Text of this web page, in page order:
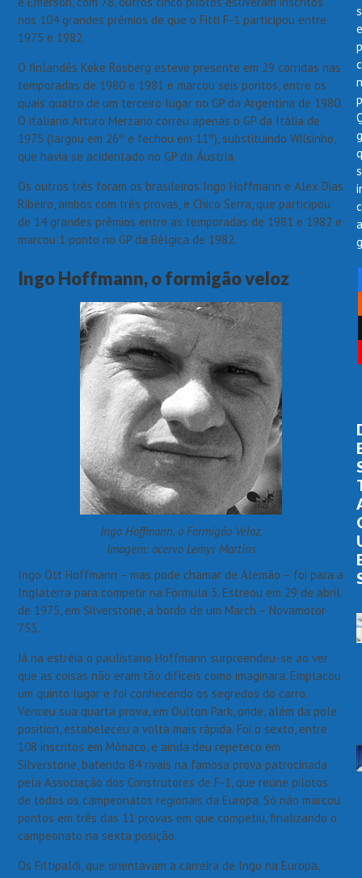
nos 104 grandes prêmios de que o Fitti F-1 participou entre
1975 e 1982.
O finlandês Keke Rosberg esteve presente em 29 corridas nas
temporadas de 1980 e 1981 e marcou seis pontos, entre os
quais quatro de um terceiro lugar no GP da Argentina de 1980.
O italiano Arturo Merzario correu apenas o GP da Itália de
1975 (largou em 26º e fechou em 11º), substituindo Wilsinho,
que havia se acidentado no GP da Áustria.
Os outros três foram os brasileiros Ingo Hoffmann e Alex Dias
Ribeiro, ambos com três provas, e Chico Serra, que participou
de 14 grandes prêmios entre as temporadas de 1981 e 1982 e
marcou 1 ponto no GP da Bélgica de 1982.
Ingo Hoffmann, o formigão veloz
Ingo Hoffmann, o Formigão Veloz.
Imagem: acervo Lemyr Martins
Ingo Ott Hoffmann – mas pode chamar de Alemão – foi para a
Inglaterra para competir na Fórmula 3. Estreou em 29 de abril
de 1975, em Silverstone, a bordo de um March – Novamotor
753.
Já na estréia o paulistano Hoffmann surpreendeu-se ao ver
que as coisas não eram tão difíceis como imaginara. Emplacou
um quinto lugar e foi conhecendo os segredos do carro.
Venceu sua quarta prova, em Oulton Park, onde, além da pole
position, estabeleceu a volta mais rápida. Foi o sexto, entre
108 inscritos em Mônaco, e ainda deu repeteco em
Silverstone, batendo 84 rivais na famosa prova patrocinada
pela Associação dos Construtores de F-1, que reúne pilotos
de todos os campeonatos regionais da Europa. Só não marcou
pontos em três das 11 provas em que competiu, finalizando o
campeonato na sexta posição.
Os Fittipaldi, que orientavam a carreira de Ingo na Europa,
e
a